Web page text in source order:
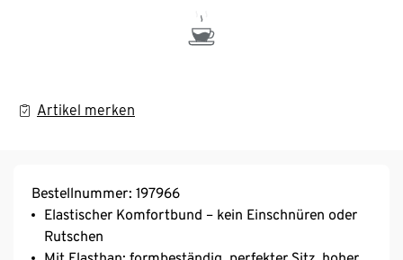
Artikel merken
Bestellnummer: 197966
Elastischer Komfortbund – kein Einschnüren oder
Rutschen